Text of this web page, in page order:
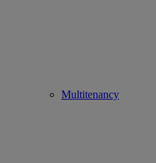
Multitenancy